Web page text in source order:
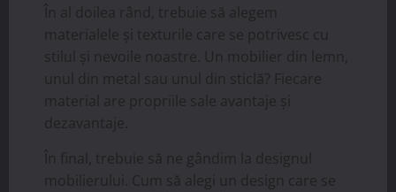
În al doilea rând, trebuie să alegem
materialele și texturile care se potrivesc cu
stilul și nevoile noastre. Un mobilier din lemn,
unul din metal sau unul din sticlă? Fiecare
material are propriile sale avantaje și
dezavantaje.
În final, trebuie să ne gândim la designul
mobilierului. Cum să alegi un design care se